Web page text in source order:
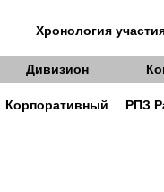
Хронология
Дивизион
Корпоративный РПЗ